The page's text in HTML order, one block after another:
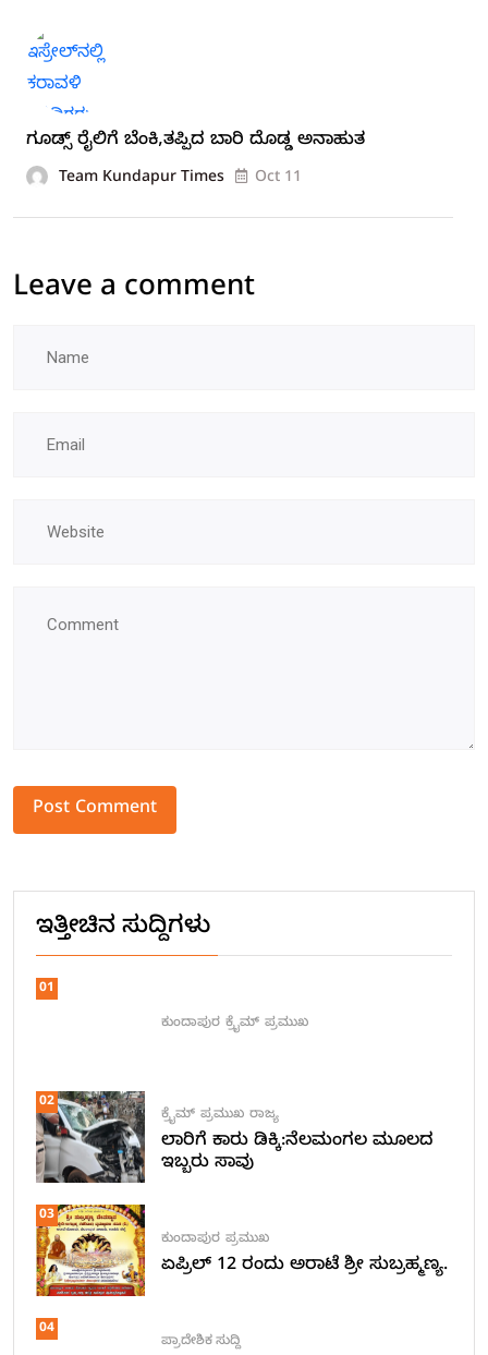
ಗೂಡ್ಸ್ ರೈಲಿಗೆ ಬೆಂಕಿ,ತಪ್ಪಿದ ಬಾರಿ ದೊಡ್ಡ ಅನಾಹುತ
Team Kundapur Times Oct 11
Leave a comment
ಇತ್ತೀಚಿನ ಸುದ್ದಿಗಳು
01
ಕುಂದಾಪುರ ಕ್ರೈಮ್ ಪ್ರಮುಖ
02
ಕ್ರೈಮ್ ಪ್ರಮುಖ ರಾಜ್ಯ
ಲಾರಿಗೆ ಕಾರು ಡಿಕ್ಕಿ:ನೆಲಮಂಗಲ ಮೂಲದ
ಇಬ್ಬರು ಸಾವು
03
ಕುಂದಾಪುರ ಪ್ರಮುಖ
ಏಪ್ರಿಲ್ 12 ರಂದು ಅರಾಟೆ ಶ್ರೀ ಸುಬ್ರಹ್ಮಣ್ಯ.
04
ಪ್ರಾದೇಶಿಕ ಸುದ್ದಿ